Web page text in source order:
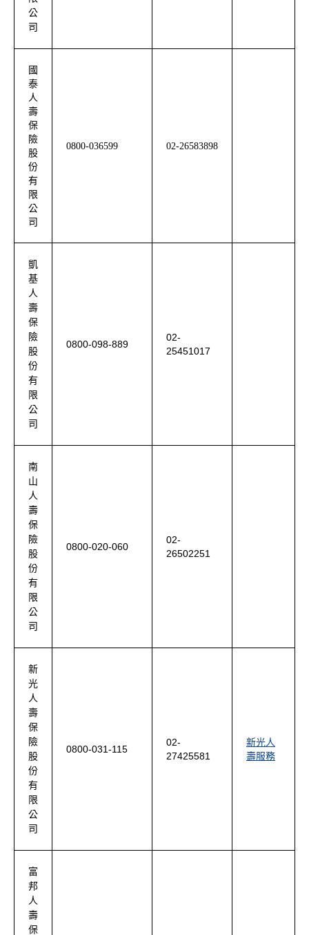
公
司
國
泰
人
壽
保
險
股
份
有
限
公
司
0800-036599 02-26583898
凱
基
人
壽
保
險
股
份
有
限
公
司
0800-098-889
02-
25451017
南
山
人
壽
保
險
股
份
有
限
公
司
0800-020-060
02-
26502251
新
光
人
壽
保
險
股
份
有
限
公
司
0800-031-115
02-
27425581
新光人
壽服務
富
邦
人
壽
保